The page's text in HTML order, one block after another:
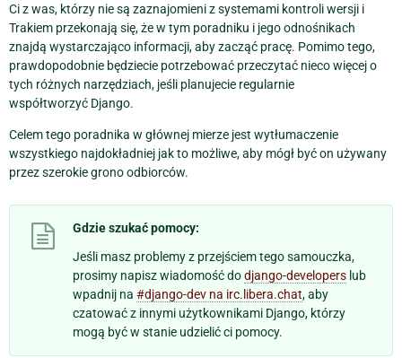
Ci z was, którzy nie są zaznajomieni z systemami kontroli wersji i
Trakiem przekonają się, że w tym poradniku i jego odnośnikach
znajdą wystarczająco informacji, aby zacząć pracę. Pomimo tego,
prawdopodobnie będziecie potrzebować przeczytać nieco więcej o
tych różnych narzędziach, jeśli planujecie regularnie
współtworzyć Django.
Celem tego poradnika w głównej mierze jest wytłumaczenie
wszystkiego najdokładniej jak to możliwe, aby mógł być on używany
przez szerokie grono odbiorców.
Gdzie szukać pomocy:
Jeśli masz problemy z przejściem tego samouczka,
prosimy napisz wiadomość dodjango-developers lub
wpadnij na #django-dev na irc.libera.chat, aby
czatować z innymi użytkownikami Django, którzy
mogą być w stanie udzielić ci pomocy.